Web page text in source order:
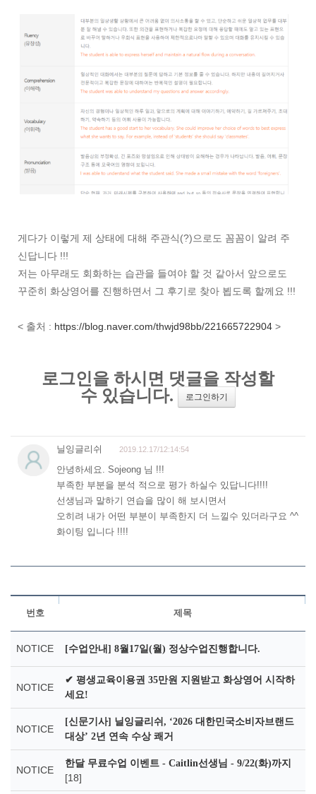
게다가 이렇게 제 상태에 대해 주관식(?)으로도 꼼꼼이 알려 주
신답니다 !!!
저는 아무래도 회화하는 습관을 들여야 할 것 같아서 앞으로도
꾸준히 화상영어를 진행하면서 그 후기로 찾아 뵙도록 할께요 !!!
< 출처 : https://blog.naver.com/thwjd98bb/221665722904 >